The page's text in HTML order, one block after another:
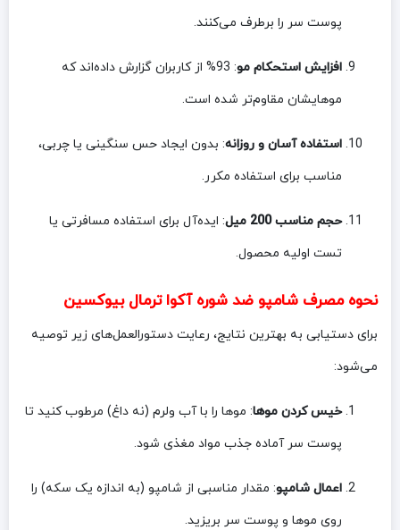
پوست سر را برطرف می‌کنند.
افزایش استحکام مو
: 93% از کاربران گزارش داده‌اند که
موهایشان مقاوم‌تر شده است.
استفاده آسان و روزانه: بدون ایجاد حس سنگینی یا چربی،
مناسب برای استفاده مکرر.
حجم مناسب 200 میل
: ایده‌آل برای استفاده مسافرتی یا
تست اولیه محصول.
نحوه مصرف شامپو ضد شوره آکوا ترمال بیوکسین
برای دستیابی به بهترین نتایج، رعایت دستورالعمل‌های زیر توصیه
می‌شود:
خیس کردن موها: موها را با آب ولرم (نه داغ) مرطوب کنید تا
پوست سر آماده جذب مواد مغذی شود.
اعمال شامپو: مقدار مناسبی از شامپو (به اندازه یک سکه) را
روی موها و پوست سر بریزید.